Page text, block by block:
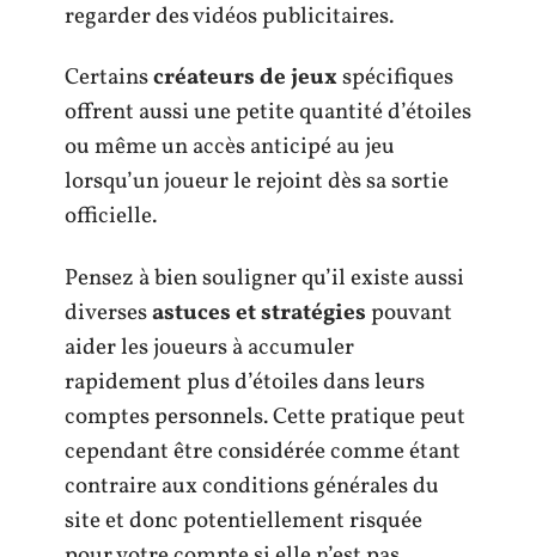
regarder des vidéos publicitaires.
Certainscréateurs de jeuxspécifiques
offrent aussi une petite quantité d’étoiles
ou même un accès anticipé au jeu
lorsqu’un joueur le rejoint dès sa sortie
officielle.
Pensez à bien souligner qu’il existe aussi
diversesastuces et stratégiespouvant
aider les joueurs à accumuler
rapidement plus d’étoiles dans leurs
comptes personnels. Cette pratique peut
cependant être considérée comme étant
contraire aux conditions générales du
site et donc potentiellement risquée